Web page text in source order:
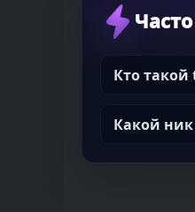
Кто такой
Какой